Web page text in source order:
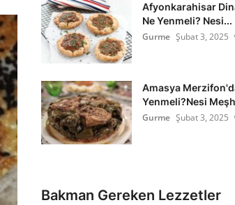
Afyonkarahisar
Ne Yenmeli? Nesi...
Gurme Şubat 3, 2025
Amasya
Yenmeli?Nesi
Gurme Şubat 3, 2025
Bakman Gereken Lezzetler